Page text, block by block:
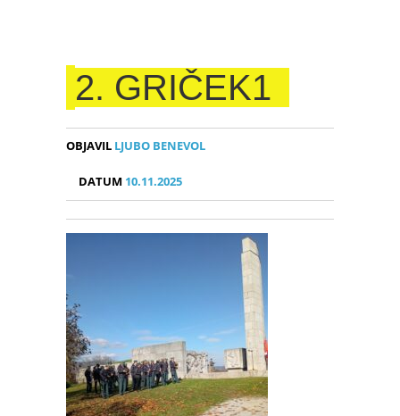
2. GRIČEK1
OBJAVIL LJUBO BENEVOL
DATUM 10.11.2025